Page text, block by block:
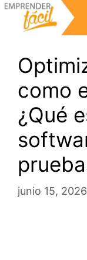
Saltar
como
¿Qué
junio 15, 2026